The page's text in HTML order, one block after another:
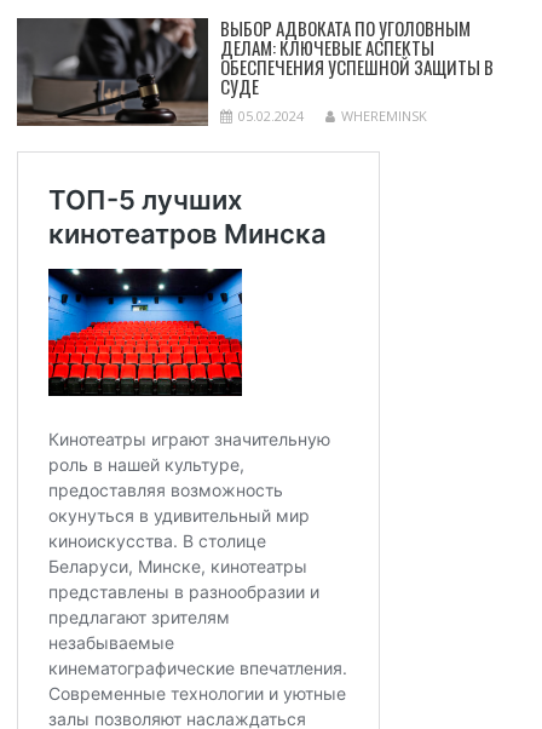
ВЫБОР АДВОКАТА ПО УГОЛОВНЫМ
ДЕЛАМ: КЛЮЧЕВЫЕ АСПЕКТЫ
ОБЕСПЕЧЕНИЯ УСПЕШНОЙ ЗАЩИТЫ В
СУДЕ
05.02.2024 WHEREMINSK